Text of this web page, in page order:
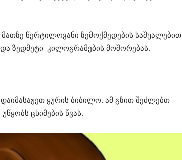
წერტილოვანი ზემოქმედების საშუალებით
ზედმეტი კილოგრამების მოშორებას.
ყურის ბიბილო. ამ გზით შეძლებთ
ცხიმების წვას.